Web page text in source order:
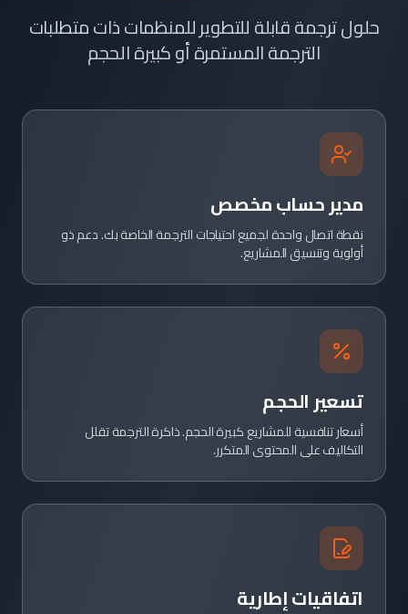
حلول ترجمة قابلة للتطوير للمنظمات ذات متطلبات
الترجمة المستمرة أو كبيرة الحجم
مدير حساب مخصص
نقطة اتصال واحدة لجميع احتياجات الترجمة الخاصة بك. دعم ذو
أولوية وتنسيق المشاريع.
تسعير الحجم
أسعار تنافسية للمشاريع كبيرة الحجم. ذاكرة الترجمة تقلل
التكاليف على المحتوى المتكرر.
اتفاقيات إطارية